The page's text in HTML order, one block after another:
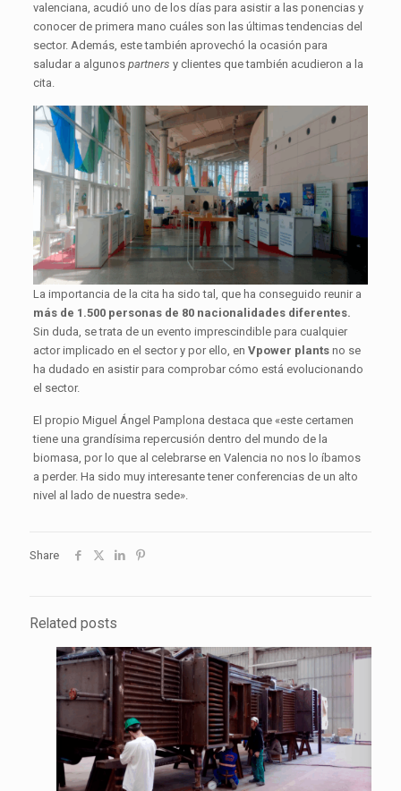
valenciana, acudió uno de los días para asistir a las ponencias y
conocer de primera mano cuáles son las últimas tendencias del
sector. Además, este también aprovechó la ocasión para
saludar a algunos partners y clientes que también acudieron a la
cita.
La importancia de la cita ha sido tal, que ha conseguido reunir a
más de 1.500 personas de 80 nacionalidades diferentes.
Sin duda, se trata de un evento imprescindible para cualquier
actor implicado en el sector y por ello, en Vpower plantsno se
ha dudado en asistir para comprobar cómo está evolucionando
el sector.
El propio Miguel Ángel Pamplona destaca que «este certamen
tiene una grandísima repercusión dentro del mundo de la
biomasa, por lo que al celebrarse en Valencia no nos lo íbamos
a perder. Ha sido muy interesante tener conferencias de un alto
nivel al lado de nuestra sede».
Share
Related posts